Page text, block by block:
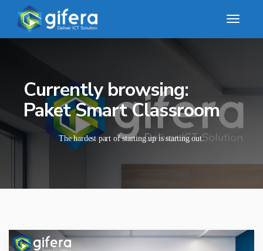
Currently browsing:
Paket Smart Classroom
The hardest part of starting up is starting out.